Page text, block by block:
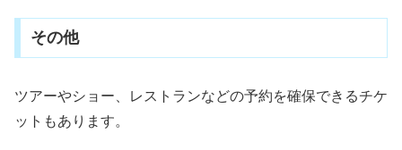
その他
ツアーやショー、レストランなどの予約を確保できるチケ
ットもあります。